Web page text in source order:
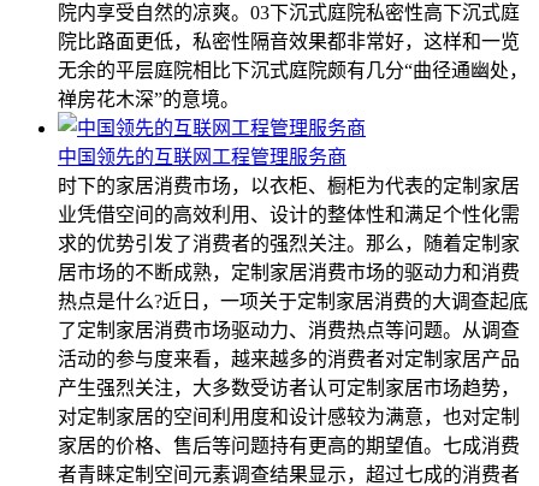
院内享受自然的凉爽。03下沉式庭院私密性高下沉式庭
院比路面更低，私密性隔音效果都非常好，这样和一览
无余的平层庭院相比下沉式庭院颇有几分“曲径通幽处，
禅房花木深”的意境。
中国领先的互联网工程管理服务商
时下的家居消费市场，以衣柜、橱柜为代表的定制家居
业凭借空间的高效利用、设计的整体性和满足个性化需
求的优势引发了消费者的强烈关注。那么，随着定制家
居市场的不断成熟，定制家居消费市场的驱动力和消费
热点是什么?近日，一项关于定制家居消费的大调查起底
了定制家居消费市场驱动力、消费热点等问题。从调查
活动的参与度来看，越来越多的消费者对定制家居产品
产生强烈关注，大多数受访者认可定制家居市场趋势，
对定制家居的空间利用度和设计感较为满意，也对定制
家居的价格、售后等问题持有更高的期望值。七成消费
者青睐定制空间元素调查结果显示，超过七成的消费者